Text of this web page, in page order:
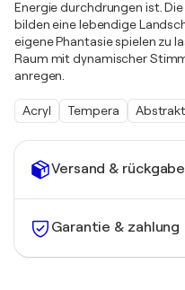
Versand & rückgabe
Garantie & zahlung
Energie durchdrungen ist.
bilden eine lebendige
eigene Phantasie spielen zu
Raum mit dynamischer
anregen.
Acryl Tempera